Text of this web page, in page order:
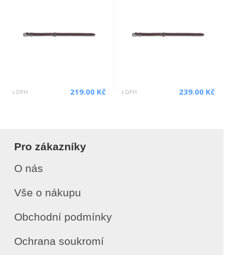
s DPH 219.00 Kč s DPH 239.00 Kč
Pro zákazníky
O nás
Vše o nákupu
Obchodní podmínky
Ochrana soukromí